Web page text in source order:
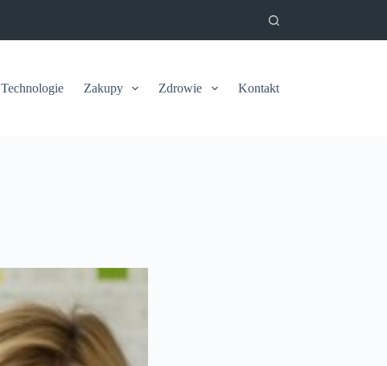
Technologie Zakupy Zdrowie Kontakt